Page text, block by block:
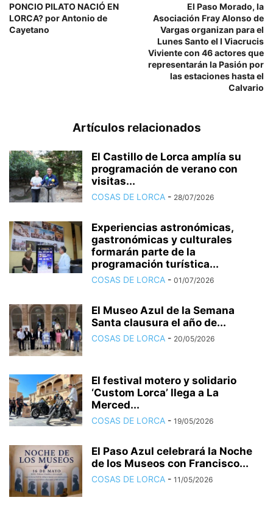
PONCIO PILATO NACIÓ EN
LORCA? por Antonio de
Cayetano
El Paso Morado, la
Asociación Fray Alonso de
Vargas organizan para el
Lunes Santo el I Viacrucis
Viviente con 46 actores que
representarán la Pasión por
las estaciones hasta el
Calvario
Artículos relacionados
El Castillo de Lorca amplía su
programación de verano con
visitas...
COSAS DE LORCA - 28/07/2026
Experiencias astronómicas,
gastronómicas y culturales
formarán parte de la
programación turística...
COSAS DE LORCA - 01/07/2026
El Museo Azul de la Semana
Santa clausura el año de...
COSAS DE LORCA - 20/05/2026
El festival motero y solidario
‘Custom Lorca’ llega a La
Merced...
COSAS DE LORCA - 19/05/2026
El Paso Azul celebrará la Noche
de los Museos con Francisco...
COSAS DE LORCA - 11/05/2026